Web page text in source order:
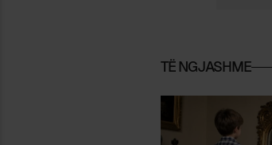
TË NGJASHME